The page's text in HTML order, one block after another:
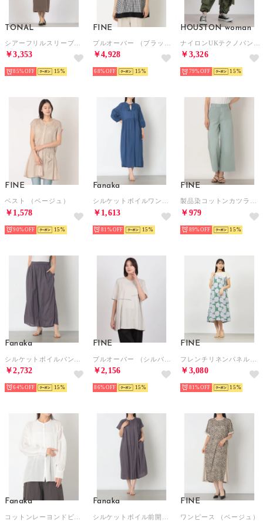
TONAL
￥3,353
85% 15
FINE
￥4,928
68% 15
HOUSTON woman
￥3,326
79% 15
FINE
ベスト （ベージュ）
￥1,578
90% 15
Fanaka
￥1,613
81% 15
FINE
￥979
89% 15
Fanaka
￥2,732
64% 15
FINE
￥2,156
86% 15
FINE
￥3,080
81% 15
Fanaka Fanaka FINE
ワンピース （ベージュ）